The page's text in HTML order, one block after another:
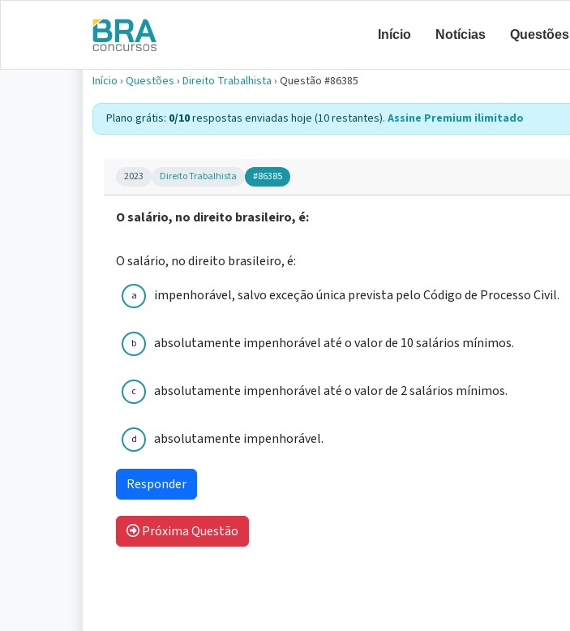
Início Notícias Questões
Início › Questões › Direito Trabalhista › Questão #86385
Plano grátis: 0/10respostas enviadas hoje (10 restantes). Assine Premium ilimitado
2023 Direito Trabalhista #86385
O salário, no direito brasileiro, é:
O salário, no direito brasileiro, é:
a impenhorável, salvo exceção única prevista pelo Código de Processo Civil.
b absolutamente impenhorável até o valor de 10 salários mínimos.
c absolutamente impenhorável até o valor de 2 salários mínimos.
d absolutamente impenhorável.
Próxima Questão